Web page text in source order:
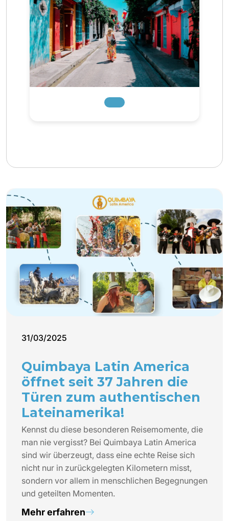
31/03/2025
Quimbaya Latin America
öffnet seit 37 Jahren die
Türen zum authentischen
Lateinamerika!
Kennst du diese besonderen Reisemomente, die
man nie vergisst? Bei Quimbaya Latin America
sind wir überzeugt, dass eine echte Reise sich
nicht nur in zurückgelegten Kilometern misst,
sondern vor allem in menschlichen Begegnungen
und geteilten Momenten.
Mehr erfahren